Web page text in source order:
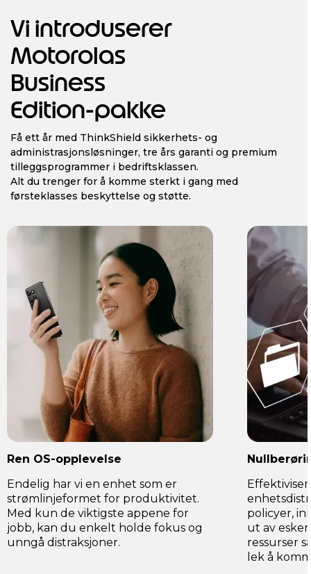
Vi introduserer
Motorolas
Business
Edition-pakke
Få ett år med ThinkShield sikkerhets- og
administrasjonsløsninger, tre års garanti og premium
tilleggsprogrammer i bedriftsklassen.
Alt du trenger for å komme sterkt i gang med
førsteklasses beskyttelse og støtte.
Ren OS-opplevelse
Endelig har vi en enhet som er
strømlinjeformet for produktivitet.
Med kun de viktigste appene for
jobb, kan du enkelt holde fokus og
unngå distraksjoner.
policyer,
ut av
ressurser
lek å